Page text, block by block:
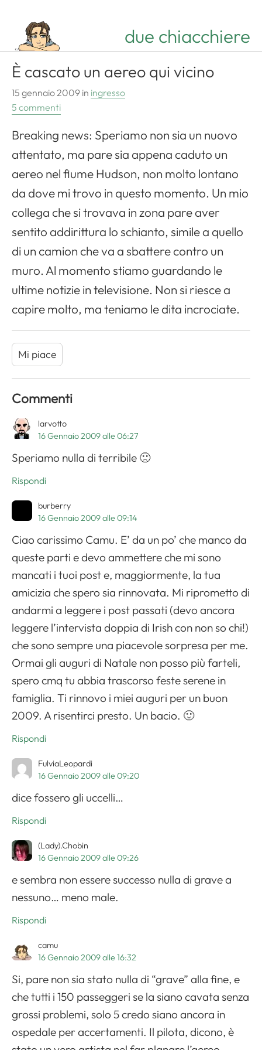
due chiacchiere
È cascato un aereo qui vicino
15 gennaio 2009 in ingresso
5 commenti
Breaking news: Speriamo non sia un nuovo
attentato, ma pare sia appena caduto un
aereo nel fiume Hudson, non molto lontano
da dove mi trovo in questo momento. Un mio
collega che si trovava in zona pare aver
sentito addirittura lo schianto, simile a quello
di un camion che va a sbattere contro un
muro. Al momento stiamo guardando le
ultime notizie in televisione. Non si riesce a
capire molto, ma teniamo le dita incrociate.
Mi piace
Commenti
larvotto
16 Gennaio 2009 alle 06:27
Speriamo nulla di terribile 🙁
Rispondi
burberry
16 Gennaio 2009 alle 09:14
Ciao carissimo Camu. E’ da un po’ che manco da
queste parti e devo ammettere che mi sono
mancati i tuoi post e, maggiormente, la tua
amicizia che spero sia rinnovata. Mi riprometto di
andarmi a leggere i post passati (devo ancora
leggere l’intervista doppia di Irish con non so chi!)
che sono sempre una piacevole sorpresa per me.
Ormai gli auguri di Natale non posso più farteli,
spero cmq tu abbia trascorso feste serene in
famiglia. Ti rinnovo i miei auguri per un buon
2009. A risentirci presto. Un bacio. 🙂
Rispondi
FulviaLeopardi
16 Gennaio 2009 alle 09:20
dice fossero gli uccelli…
Rispondi
(Lady).Chobin
16 Gennaio 2009 alle 09:26
e sembra non essere successo nulla di grave a
nessuno… meno male.
Rispondi
camu
16 Gennaio 2009 alle 16:32
Si, pare non sia stato nulla di “grave” alla fine, e
che tutti i 150 passeggeri se la siano cavata senza
grossi problemi, solo 5 credo siano ancora in
ospedale per accertamenti. Il pilota, dicono, è